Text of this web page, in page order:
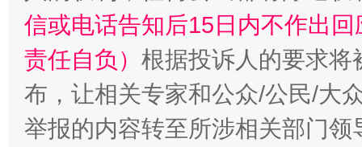
信或电话告知后15日内不作出
责任自负） 根据投诉人的要求将
布，让相关专家和公众/公民/大
举报的内容转至所涉相关部门